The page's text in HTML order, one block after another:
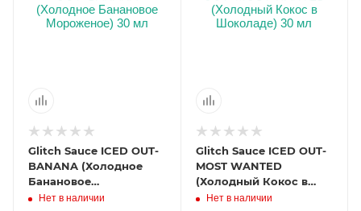
Glitch Sauce ICED OUT-
BANANA (Холодное
Банановое
Мороженое) 30 мл
Нет в наличии
Glitch Sauce ICED OUT-
MOST WANTED
(Холодный Кокос в
Шоколаде) 30 мл
Нет в наличии